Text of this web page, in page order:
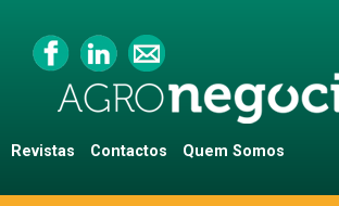
Revistas Contactos Quem Somos